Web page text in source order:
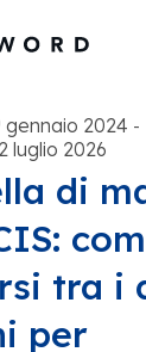
gennaio 2024 -
luglio 2026
di
tra i
per